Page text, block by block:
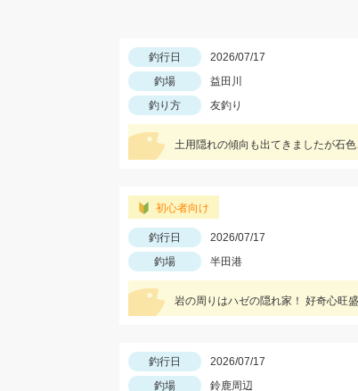
釣行日 2026/07/17
釣場
益田川
釣り方
友釣り
土用隠れの傾向も出てきましたが石
初心者向け
釣行日 2026/07/17
釣場
半田港
岩の周りはハゼの隠れ家！ 好奇心旺
釣行日 2026/07/17
釣場
鈴鹿周辺